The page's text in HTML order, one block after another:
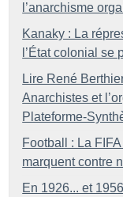
l’anarchisme
Kanaky : La
l’État colonial se
Lire René
Anarchistes et
Plateforme-
Football : La
marquent contre
En 1926... et